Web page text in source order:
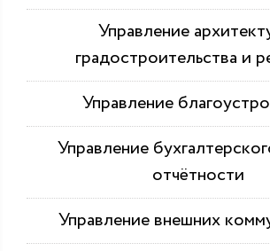
Управление
градостроительства и
Управление
Управление
отчётности
Управление внешних